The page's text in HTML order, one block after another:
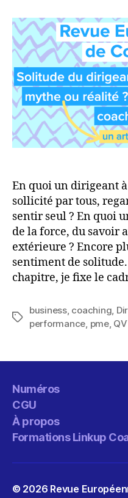
En quoi un dirigeant
sollicité par tous,
sentir seul ? En quoi
de la force, du savoir
extérieure ? Encore
sentiment de
chapitre, je fixe le
Étiquettes
business, coaching,
performance, pme,
Numéros
CGU
À propos
Formations Linkup
© 2026 Revue